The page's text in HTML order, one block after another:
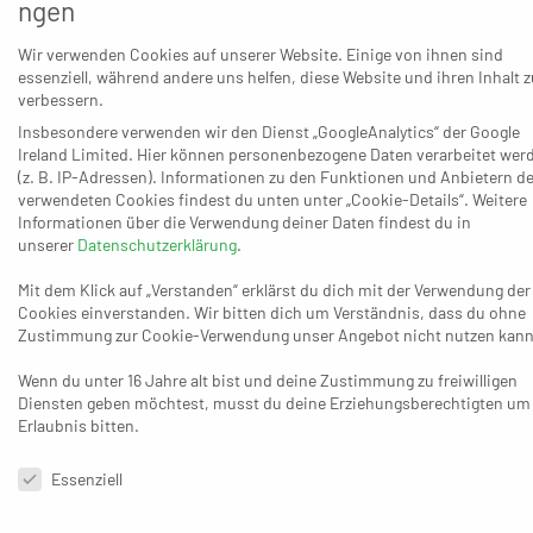
Ordnung. Das Konto steht bei 14:18 Zählern und nichts
deutet auf größere Gefahr hin. Dann beginnt allerdings
eine unglaubliche Talfahrt, die mit dem 16:29-Debakel am
1. Mai bei der SG Langenfeld ihren vorläufigen Höhepunkt
findet – und zum Rücktritt von Thomas Molsner (Trainer)
und Olaf Mast (Sportlicher Leiter) führt. Als Coach springt
der verletzte Torhüter und Ex-Profi Matthias Puhle ein,
der nun unter seiner Regie immerhin Fortschritte
hintereinander leer ausgehen, sehen sie sich dann am
späten Samstagabend nach der Niederlage beim HC
dahinter (mal wieder) nicht aufholen konnte. Wenige
Stunden darauf muss Puhle sein Team jedoch von einer
unterrichten – was ihm durchaus Schwierigkeiten
ngen
Wir verwenden Cookies auf unserer Website. Einige von ihnen sind
essenziell, während andere uns helfen, diese Website und ihren Inhalt
verbessern.
Insbesondere verwenden wir den Dienst „GoogleAnalytics“ der Google
Ireland Limited. Hier können personenbezogene Daten verarbeitet
(z. B. IP-Adressen). Informationen zu den Funktionen und Anbietern
verwendeten Cookies findest du unten unter „Cookie-Details“. Weitere
Informationen über die Verwendung deiner Daten findest du in
unserer Datenschutzerklärung.
Mit dem Klick auf „Verstanden“ erklärst du dich mit der Verwendung der
Cookies einverstanden. Wir bitten dich um Verständnis, dass du ohne
Zustimmung zur Cookie-Verwendung unser Angebot nicht nutzen
Wenn du unter 16 Jahre alt bist und deine Zustimmung zu freiwilligen
Diensten geben möchtest, musst du deine Erziehungsberechtigten um
Erlaubnis bitten.
Datenschutzeinstellungen & Nutzungsbedingungen
Essenziell